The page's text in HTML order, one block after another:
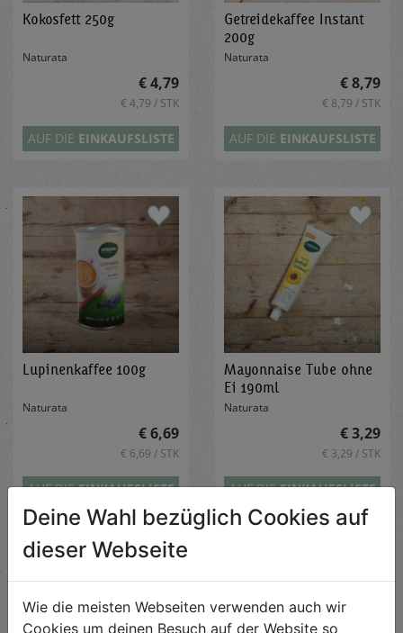
Kokosfett 250g
Naturata
€ 4,79
€ 4,79 / STK
AUF DIE EINKAUFSLISTE
Getreidekaffee Instant
200g
Naturata
€ 8,79
€ 8,79 / STK
AUF DIE EINKAUFSLISTE
Lupinenkaffee 100g
Naturata
€ 6,69
€ 6,69 / STK
AUF DIEEINKAUFSLISTE
Mayonnaise Tube ohne
Ei 190ml
Naturata
€ 3,29
€ 3,29 / STK
AUF DIEEINKAUFSLISTE
Deine Wahl bezüglich Cookies auf
dieser Webseite
Wie die meisten Webseiten verwenden auch wir
Cookies um deinen Besuch auf der Website so